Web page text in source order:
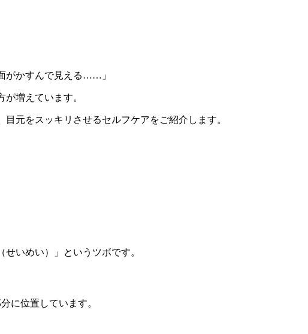
がかすんで見える……」
が増えています。
元をスッキリさせるセルフケアをご紹介します。
いめい）」というツボです。
に位置しています。